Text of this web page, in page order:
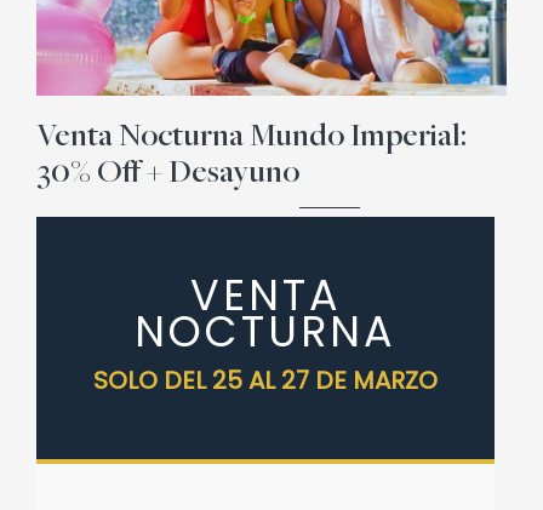
Venta Nocturna Mundo Imperial:
30% Off + Desayuno
VENTA
NOCTURNA
SOLO DEL 25 AL 27 DE MARZO